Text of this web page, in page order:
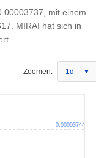
, mit einem
. MIRAI hat sich in
Zoomen: 1d
0.00003744